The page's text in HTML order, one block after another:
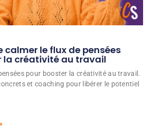
calmer le flux de pensées
la créativité au travail
pour booster la créativité au travail.
et coaching pour libérer le potentiel